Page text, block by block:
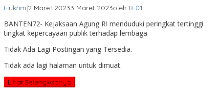
Hukrim|2 Maret 20233 Maret 2023oleh B-01
BANTEN72- Kejaksaan Agung RI menduduki peringkat tertinggi
tingkat kepercayaan publik terhadap lembaga
Tidak Ada Lagi Postingan yang Tersedia.
Tidak ada lagi halaman untuk dimuat.
Lihat Selengkapnya